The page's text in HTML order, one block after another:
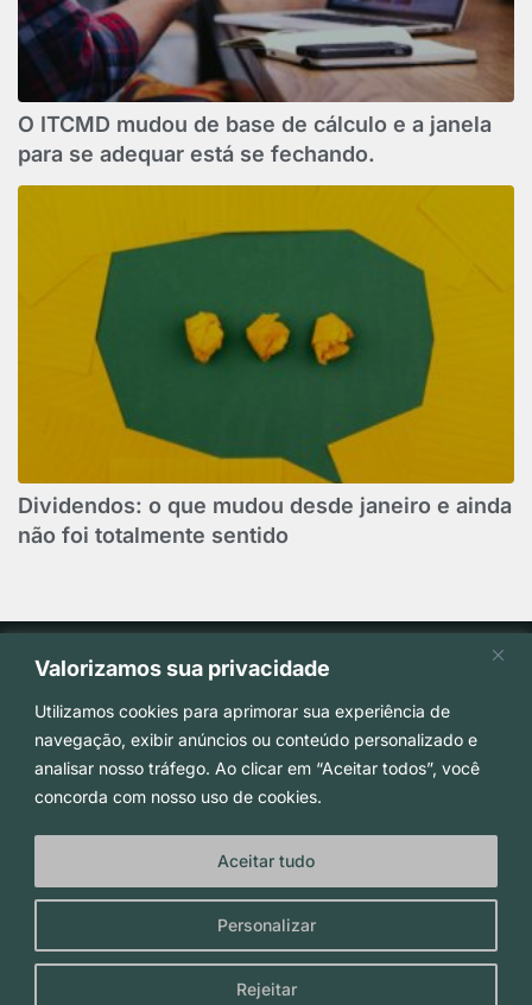
Valorizamos sua privacidade
Utilizamos cookies para aprimorar sua experiência de
navegação, exibir anúncios ou conteúdo personalizado e
analisar nosso tráfego. Ao clicar em “Aceitar todos”, você
concorda com nosso uso de cookies.
Personalizar
Rejeitar
Aceitar tudo
O ITCMD mudou de base de cálculo e a janela
para se adequar está se fechando.
Dividendos: o que mudou desde janeiro e ainda
não foi totalmente sentido
(51) 3029-0100
Copyright © 2026 - Beck Advogados Associados -
Todos os Direitos Reservados. Desenvolvido por